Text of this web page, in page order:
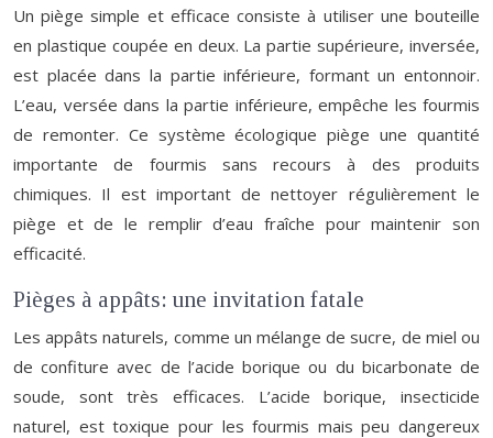
Un piège simple et efficace consiste à utiliser une bouteille
en plastique coupée en deux. La partie supérieure, inversée,
est placée dans la partie inférieure, formant un entonnoir.
L’eau, versée dans la partie inférieure, empêche les fourmis
de remonter. Ce système écologique piège une quantité
importante de fourmis sans recours à des produits
chimiques. Il est important de nettoyer régulièrement le
piège et de le remplir d’eau fraîche pour maintenir son
efficacité.
Pièges à appâts: une invitation fatale
Les appâts naturels, comme un mélange de sucre, de miel ou
de confiture avec de l’acide borique ou du bicarbonate de
soude, sont très efficaces. L’acide borique, insecticide
naturel, est toxique pour les fourmis mais peu dangereux